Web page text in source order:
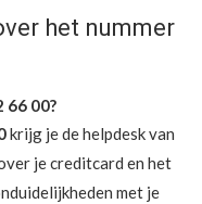
het nummer
66 00?
krijg je de helpdesk van
je creditcard en het
met je